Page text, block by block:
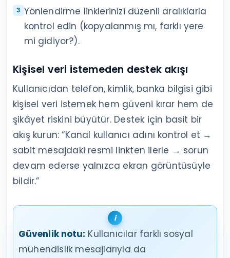
Yönlendirme linklerinizi düzenli aralıklarla
kontrol edin (kopyalanmış mı, farklı yere
mi gidiyor?).
Kişisel veri istemeden destek akışı
Kullanıcıdan telefon, kimlik, banka bilgisi gibi
kişisel veri istemek hem güveni kırar hem de
şikâyet riskini büyütür. Destek için basit bir
akış kurun: “Kanal kullanıcı adını kontrol et →
sabit mesajdaki resmi linkten ilerle → sorun
devam ederse yalnızca ekran görüntüsüyle
bildir.”
Güvenlik notu: Kullanıcılar farklı sosyal
mühendislik mesajlarıyla da